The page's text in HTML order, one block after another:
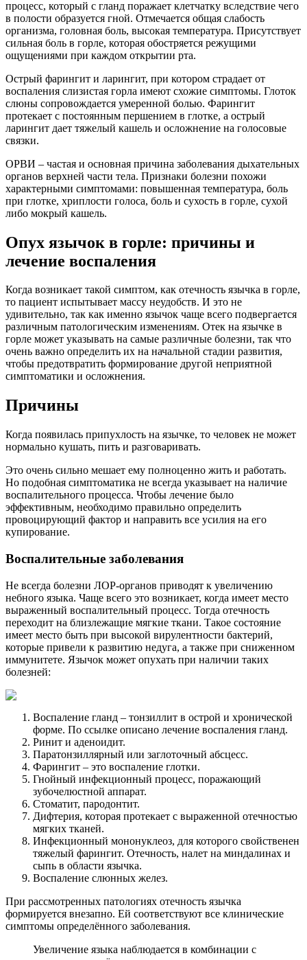
процесс, который с гланд поражает клетчатку вследствие чего
в полости образуется гной. Отмечается общая слабость
организма, головная боль, высокая температура. Присутствует
сильная боль в горле, которая обостряется режущими
ощущениями при каждом открытии рта.
Острый фарингит и ларингит, при котором страдает от
воспаления слизистая горла имеют схожие симптомы. Глоток
слюны сопровождается умеренной болью. Фарингит
протекает с постоянным першением в глотке, а острый
ларингит дает тяжелый кашель и осложнение на голосовые
связки.
ОРВИ – частая и основная причина заболевания дыхательных
органов верхней части тела. Признаки болезни похожи
характерными симптомами: повышенная температура, боль
при глотке, хриплости голоса, боль и сухость в горле, сухой
либо мокрый кашель.
Опух язычок в горле: причины и
лечение воспаления
Когда возникает такой симптом, как отечность язычка в горле,
то пациент испытывает массу неудобств. И это не
удивительно, так как именно язычок чаще всего подвергается
различным патологическим изменениям. Отек на язычке в
горле может указывать на самые различные болезни, так что
очень важно определить их на начальной стадии развития,
чтобы предотвратить формирование другой неприятной
симптоматики и осложнения.
Причины
Когда появилась припухлость на язычке, то человек не может
нормально кушать, пить и разговаривать.
Это очень сильно мешает ему полноценно жить и работать.
Но подобная симптоматика не всегда указывает на наличие
воспалительного процесса. Чтобы лечение было
эффективным, необходимо правильно определить
провоцирующий фактор и направить все усилия на его
купирование.
Воспалительные заболевания
Не всегда болезни ЛОР-органов приводят к увеличению
небного языка. Чаще всего это возникает, когда имеет место
выраженный воспалительный процесс. Тогда отечность
переходит на близлежащие мягкие ткани. Такое состояние
имеет место быть при высокой вирулентности бактерий,
которые привели к развитию недуга, а также при сниженном
иммунитете. Язычок может опухать при наличии таких
болезней:
Воспаление гланд – тонзиллит в острой и хронической
форме. По ссылке описано лечение воспаления гланд.
Ринит и аденоидит.
Паратонзиллярный или заглоточный абсцесс.
Фарингит – это воспаление глотки.
Гнойный инфекционный процесс, поражающий
зубочелюстной аппарат.
Стоматит, пародонтит.
Дифтерия, которая протекает с выраженной отечностью
мягких тканей.
Инфекционный мононуклеоз, для которого свойственен
тяжелый фарингит. Отечность, налет на миндалинах и
сыпь в области язычка.
Воспаление слюнных желез.
При рассмотренных патологиях отечность язычка
формируется внезапно. Ей соответствуют все клинические
симптомы определённого заболевания.
Увеличение языка наблюдается в комбинации с